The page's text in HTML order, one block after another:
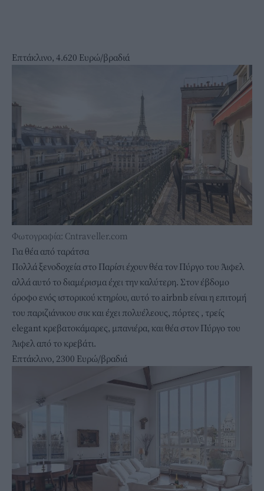
Επτάκλινο, 4.620 Ευρώ/βραδιά
Φωτογραφία: Cntraveller.com
Για θέα από ταράτσα
Πολλά ξενοδοχεία στο Παρίσι έχουν θέα τον Πύργο του Άιφελ
αλλά αυτό το διαμέρισμα έχει την καλύτερη. Στον έβδομο
όροφο ενός ιστορικού κτηρίου, αυτό το airbnb είναι η επιτομή
του παριζιάνικου σικ και έχει πολυέλεους, πόρτες , τρείς
elegant κρεβατοκάμαρες, μπανιέρα, και θέα στον Πύργο του
Άιφελ από το κρεβάτι.
Επτάκλινο, 2300 Ευρώ/βραδιά